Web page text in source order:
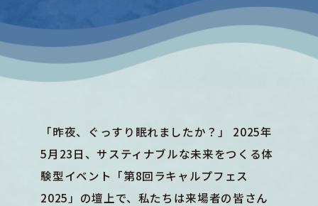
「昨夜、ぐっすり眠れましたか？」 2025年
5月23日、サスティナブルな未来をつくる体
験型イベント「第8回ラキャルプフェス
2025」の壇上で、私たちは来場者の皆さん